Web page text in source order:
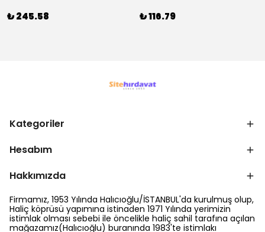
₺ 245.58 ₺ 116.79
Kategoriler
Hesabım
Hakkımızda
Firmamız, 1953 Yılında Halıcıoğlu/İSTANBUL'da kurulmuş olup,
Haliç köprüsü yapımına istinaden 1971 Yılında yerimizin
istimlak olması sebebi ile öncelikle haliç sahil tarafına açılan
mağazamız(Halıcıoğlu) buranında 1983'te istimlakı